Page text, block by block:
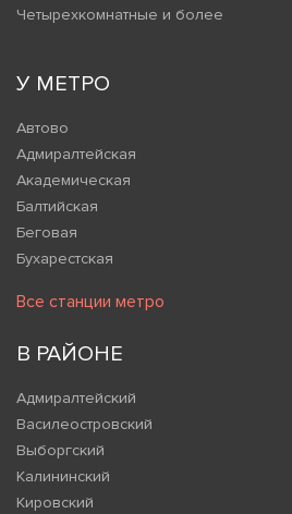
Четырехкомнатные и более
У МЕТРО
Автово
Адмиралтейская
Академическая
Балтийская
Беговая
Бухарестская
Все станции метро
В РАЙОНЕ
Адмиралтейский
Василеостровский
Выборгский
Калининский
Кировский